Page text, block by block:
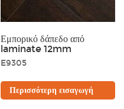
Εμπορικό δάπεδο από
laminate 12mm
E9305
Περισσότερη εισαγωγή